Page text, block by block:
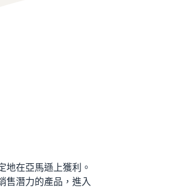
地在亞馬遜上獲利。
售潛力的產品，進入